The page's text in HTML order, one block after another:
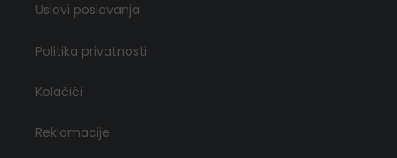
Uslovi poslovanja
Politika privatnosti
Kolačići
Reklamacije